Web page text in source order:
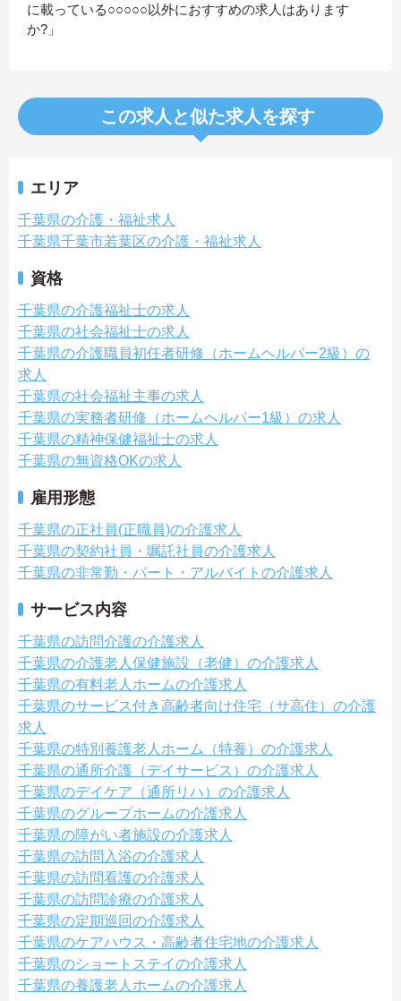
に載っている○○○○○以外におすすめの求人はあります
か?」
この求人と似た求人を探す
エリア
千葉県の介護・福祉求人
千葉県千葉市若葉区の介護・福祉求人
資格
千葉県の介護福祉士の求人
千葉県の社会福祉士の求人
千葉県の介護職員初任者研修（ホームヘルパー2級）の
求人
千葉県の社会福祉主事の求人
千葉県の実務者研修（ホームヘルパー1級）の求人
千葉県の精神保健福祉士の求人
千葉県の無資格OKの求人
雇用形態
千葉県の正社員(正職員)の介護求人
千葉県の契約社員・嘱託社員の介護求人
千葉県の非常勤・パート・アルバイトの介護求人
サービス内容
千葉県の訪問介護の介護求人
千葉県の介護老人保健施設（老健）の介護求人
千葉県の有料老人ホームの介護求人
千葉県のサービス付き高齢者向け住宅（サ高住）の介護
求人
千葉県の特別養護老人ホーム（特養）の介護求人
千葉県の通所介護（デイサービス）の介護求人
千葉県のデイケア（通所リハ）の介護求人
千葉県のグループホームの介護求人
千葉県の障がい者施設の介護求人
千葉県の訪問入浴の介護求人
千葉県の訪問看護の介護求人
千葉県の訪問診療の介護求人
千葉県の定期巡回の介護求人
千葉県のケアハウス・高齢者住宅地の介護求人
千葉県のショートステイの介護求人
千葉県の養護老人ホームの介護求人